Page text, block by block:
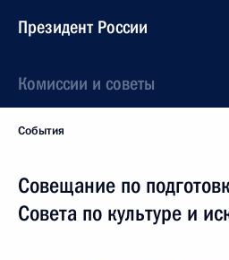
Президент России
Комиссии и советы
События
Совещание по
Совета по культуре и